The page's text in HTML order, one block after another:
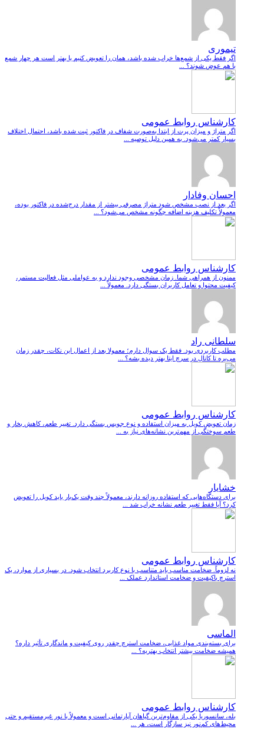
تیموری
اگر فقط یکی از شمع‌ها خراب شده باشد، همان را تعویض کنیم یا بهتر است هر چهار شمع
با هم عوض شوند؟ ...
کارشناس روابط عمومی
اگر متراژ و میزان پرت از ابتدا به‌صورت شفاف در فاکتور ثبت شده باشد، احتمال اختلاف
بسیار کمتر می‌شود. به همین دلیل توصیه ...
احسان وفادار
اگر بعد از نصب مشخص شود متراژ مصرفی بیشتر از مقدار درج‌شده در فاکتور بوده،
معمولاً تکلیف هزینه اضافه چگونه مشخص می‌شود؟ ...
کارشناس روابط عمومی
ممنون از همراهی شما. زمان مشخصی وجود ندارد و به عواملی مثل فعالیت مستمر،
کیفیت محتوا و تعامل کاربران بستگی دارد. معمولاً ...
سلطانی راد
مطلب کاربردی بود. فقط یک سوال دارم؛ معمولا بعد از اعمال این نکات، چقدر زمان
می‌بره تا کانال در سرچ ایتا بهتر دیده بشه؟ ...
کارشناس روابط عمومی
زمان تعویض کویل به میزان استفاده و نوع جویس بستگی دارد. تغییر طعم، کاهش بخار و
طعم سوختگی از مهم‌ترین نشانه‌های نیاز به ...
خشایار
برای دستگاه‌هایی که استفاده روزانه دارند، معمولاً چند وقت یک‌بار باید کویل را تعویض
کرد؟ آیا فقط تغییر طعم نشانه خراب شد ...
کارشناس روابط عمومی
نه لزوماً. ضخامت مناسب باید متناسب با نوع کاربرد انتخاب شود. در بسیاری از موارد، یک
استرچ باکیفیت و ضخامت استاندارد عملک ...
الماسی
برای بسته‌بندی مواد غذایی، ضخامت استرچ چقدر روی کیفیت و ماندگاری تأثیر داره؟
همیشه ضخامت بیشتر انتخاب بهتریه؟ ...
کارشناس روابط عمومی
بله، سانسوریا یکی از مقاوم‌ترین گیاهان آپارتمانی است و معمولاً با نور غیرمستقیم و حتی
محیط‌های کم‌نور نیز سازگار است، هر ...